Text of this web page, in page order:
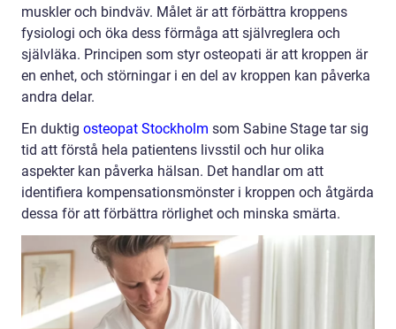
muskler och bindväv. Målet är att förbättra kroppens
fysiologi och öka dess förmåga att självreglera och
självläka. Principen som styr osteopati är att kroppen är
en enhet, och störningar i en del av kroppen kan påverka
andra delar.
En duktig osteopat Stockholm som Sabine Stage tar sig
tid att förstå hela patientens livsstil och hur olika
aspekter kan påverka hälsan. Det handlar om att
identifiera kompensationsmönster i kroppen och åtgärda
dessa för att förbättra rörlighet och minska smärta.